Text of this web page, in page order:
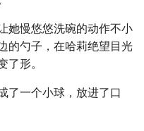
她慢悠悠洗碗的动作不小
的勺子，在哈莉绝望目光
了形。
了一个小球，放进了口